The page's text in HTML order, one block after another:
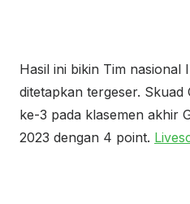
Hasil ini bikin Tim nasional
ditetapkan tergeser.
ke-3 pada klasemen akhir
2023 dengan 4 point.